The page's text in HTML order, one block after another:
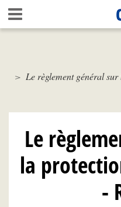
Aller
au
contenu
Le règlement général
Le
la
-
Gestion de vos préférences